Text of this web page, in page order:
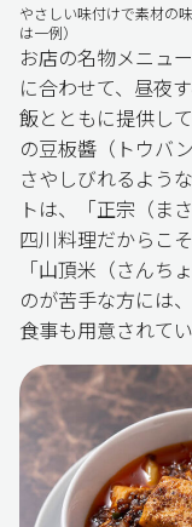
やさしい味付けで素材の
は一例）
お店の名物メニュ
に合わせて、昼夜
飯とともに提供し
の豆板醬（トウバ
さやしびれるよう
トは、「正宗（ま
四川料理だからこ
「山頂米（さんち
のが苦手な方には
食事も用意されてい